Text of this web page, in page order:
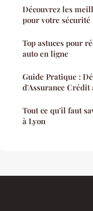
Découvrez les
pour votre sécurité
Top astuces pour
auto en ligne
Guide Pratique :
d'Assurance Crédit
Tout ce qu'il faut
à Lyon